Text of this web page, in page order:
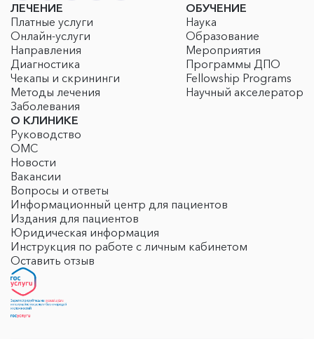
ЛЕЧЕНИЕ
Платные услуги
Онлайн-услуги
Направления
Диагностика
Чекапы и скрининги
Методы лечения
Заболевания
ОБУЧЕНИЕ
Наука
Образование
Мероприятия
Программы ДПО
Fellowship Programs
Научный акселератор
О КЛИНИКЕ
Руководство
ОМС
Новости
Вакансии
Вопросы и ответы
Информационный центр для пациентов
Издания для пациентов
Юридическая информация
Инструкция по работе с личным кабинетом
Оставить отзыв